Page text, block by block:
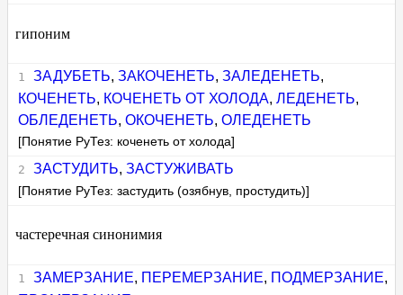
гипоним
ЗАДУБЕТЬ, ЗАКОЧЕНЕТЬ, ЗАЛЕДЕНЕТЬ,
КОЧЕНЕТЬ, КОЧЕНЕТЬ ОТ ХОЛОДА,ЛЕДЕНЕТЬ,
ОБЛЕДЕНЕТЬ,ОКОЧЕНЕТЬ,ОЛЕДЕНЕТЬ
[Понятие РуТез: коченеть от холода]
ЗАСТУДИТЬ, ЗАСТУЖИВАТЬ
[Понятие РуТез: застудить (озябнув, простудить)]
частеречная синонимия
ЗАМЕРЗАНИЕ, ПЕРЕМЕРЗАНИЕ, ПОДМЕРЗАНИЕ,